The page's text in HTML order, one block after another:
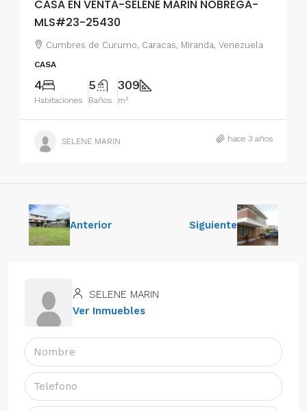
CASA EN VENTA-SELENE MARIN NOBREGA-
MLS#23-25430
Cumbres de Curumo, Caracas, Miranda, Venezuela
CASA
4
Habitaciones
5
Baños
309
m²
SELENE MARIN hace 3 años
Anterior Siguiente
SELENE MARIN
Ver Inmuebles